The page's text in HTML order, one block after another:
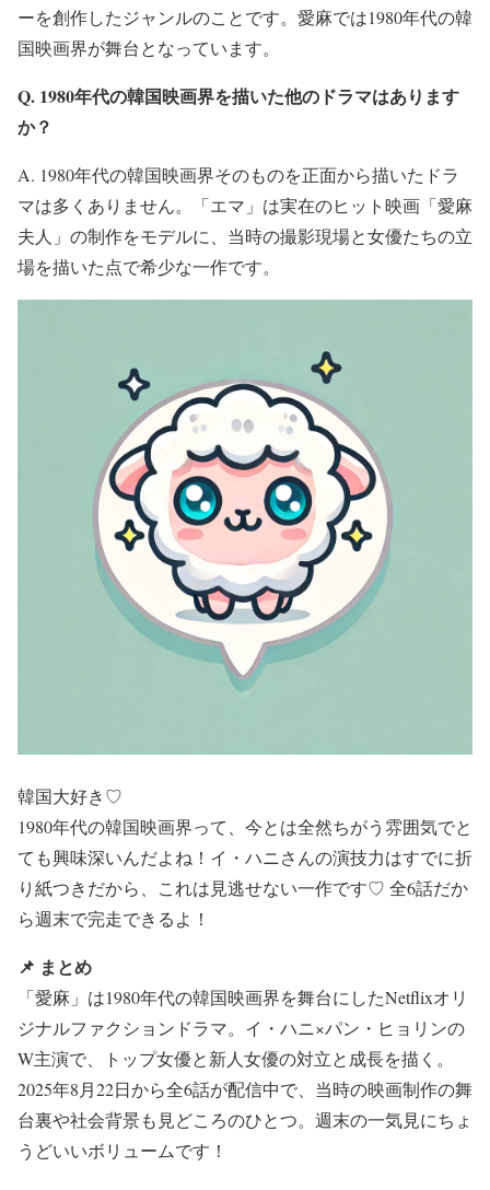
ーを創作したジャンルのことです。愛麻では1980年代の韓
国映画界が舞台となっています。
Q. 1980年代の韓国映画界を描いた他のドラマはあります
か？
A. 1980年代の韓国映画界そのものを正面から描いたドラ
マは多くありません。「エマ」は実在のヒット映画「愛麻
夫人」の制作をモデルに、当時の撮影現場と女優たちの立
場を描いた点で希少な一作です。
韓国大好き♡
1980年代の韓国映画界って、今とは全然ちがう雰囲気でと
ても興味深いんだよね！イ・ハニさんの演技力はすでに折
り紙つきだから、これは見逃せない一作です♡ 全6話だか
ら週末で完走できるよ！
📌 まとめ
「愛麻」は1980年代の韓国映画界を舞台にしたNetflixオリ
ジナルファクションドラマ。イ・ハニ×パン・ヒョリンの
W主演で、トップ女優と新人女優の対立と成長を描く。
2025年8月22日から全6話が配信中で、当時の映画制作の舞
台裏や社会背景も見どころのひとつ。週末の一気見にちょ
うどいいボリュームです！